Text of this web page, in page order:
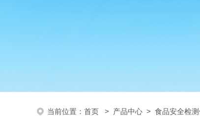
当前位置： 首页 > 产品中心 > 食品安全检测